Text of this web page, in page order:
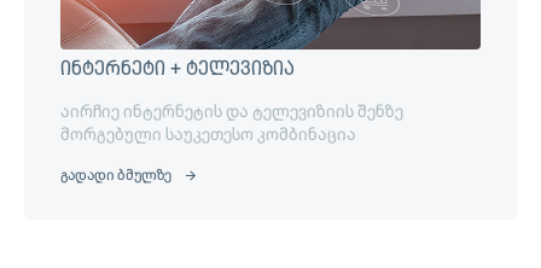
ინტერნეტი + ტელევიზია
აირჩიე ინტერნეტის და ტელევიზიის შენზე
მორგებული საუკეთესო კომბინაცია
გადადი ბმულზე